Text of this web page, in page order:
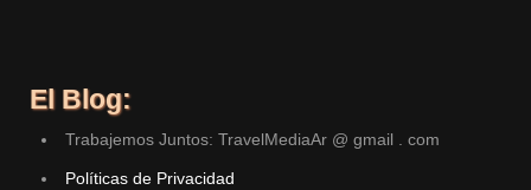
El Blog:
Trabajemos Juntos: TravelMediaAr @ gmail . com
Políticas de Privacidad